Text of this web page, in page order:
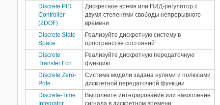
Discrete PID
Controller
(2DOF)
Дискретное время или ПИД-регулятор с
двумя степенями свободы непрерывного
времени
Discrete State-
Space
Реализуйте дискретную систему в
пространстве состояний
Discrete
Transfer Fcn
Реализуйте дискретную передаточную
функцию
Discrete Zero-
Pole
Система модели задана нулями и полюсами
дискретной передаточной функции
Discrete-Time
Integrator
Выполните интегрирование или накопление
сигнала в дискретном времени